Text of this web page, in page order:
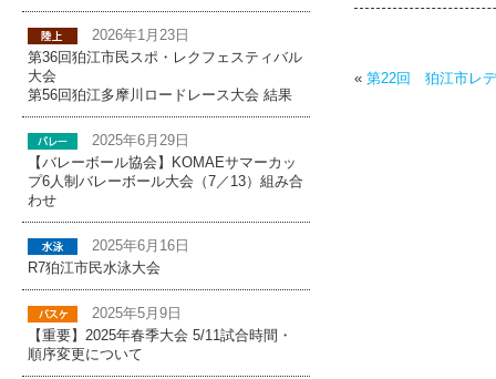
« 第22回 狛江市レ
2026年1月23日
第36回狛江市民スポ・レクフェスティバル
大会
第56回狛江多摩川ロードレース大会 結果
2025年6月29日
【バレーボール協会】KOMAEサマーカッ
プ6人制バレーボール大会（7／13）組み合
わせ
2025年6月16日
R7狛江市民水泳大会
2025年5月9日
【重要】2025年春季大会 5/11試合時間・
順序変更について